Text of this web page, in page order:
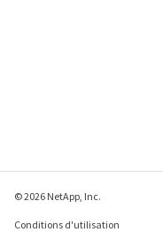
© 2026 NetApp, Inc.
Conditions d'utilisation